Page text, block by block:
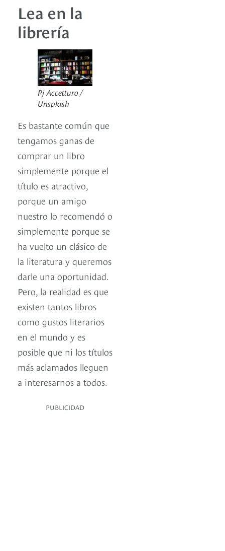
Lea en la
librería
Pj Accetturo /
Unsplash
Es bastante común que
tengamos ganas de
comprar un libro
simplemente porque el
título es atractivo,
porque un amigo
nuestro lo recomendó o
simplemente porque se
ha vuelto un clásico de
la literatura y queremos
darle una oportunidad.
Pero, la realidad es que
existen tantos libros
como gustos literarios
en el mundo y es
posible que ni los títulos
más aclamados lleguen
a interesarnos a todos.
PUBLICIDAD